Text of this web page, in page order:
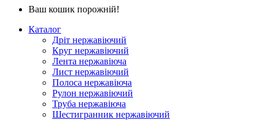
Ваш кошик порожній!
Каталог
Дріт нержавіючий
Круг нержавіючий
Лента нержавіюча
Лист нержавіючий
Полоса нержавіюча
Рулон нержавіючий
Труба нержавіюча
Шестигранник нержавіючий